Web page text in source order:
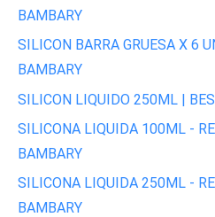
BAMBARY
SILICON BARRA GRUESA X 6
BAMBARY
SILICON LIQUIDO 250ML |
SILICONA LIQUIDA 100ML -
BAMBARY
SILICONA LIQUIDA 250ML -
BAMBARY